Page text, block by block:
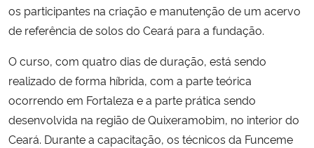
Planalto
os participantes na criação e manutenção de um acervo
de referência de solos do Ceará para a fundação.
O curso, com quatro dias de duração, está sendo
realizado de forma híbrida, com a parte teórica
ocorrendo em Fortaleza e a parte prática sendo
desenvolvida na região de Quixeramobim, no interior do
Ceará. Durante a capacitação, os técnicos da Funceme